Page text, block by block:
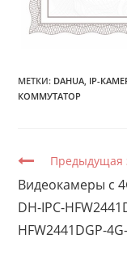
МЕТКИ: DAHUA, IP-
КОММУТАТОР
П
р
о
д
о
л
Предыдущая
Видеокамеры c
DH-IPC-
HFW2441DGP-